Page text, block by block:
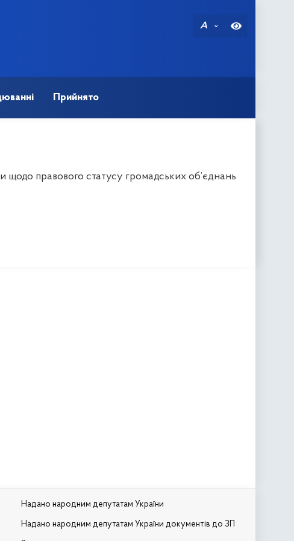
A
Прийнято
щодо правового статусу громадських об’єднань
Надано народним депутатам України
Надано народним депутатам України документів до ЗП